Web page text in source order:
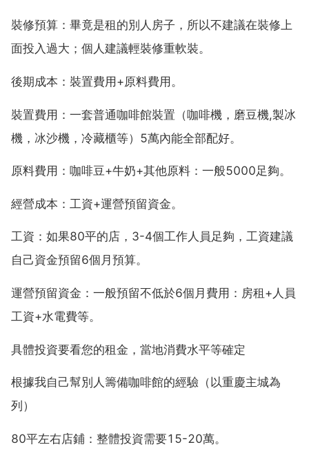
裝修預算：畢竟是租的別人房子，所以不建議在裝修上
面投入過大；個人建議輕裝修重軟裝。
後期成本：裝置費用+原料費用。
裝置費用：一套普通咖啡館裝置（咖啡機，磨豆機,製冰
機，冰沙機，冷藏櫃等）5萬內能全部配好。
原料費用：咖啡豆+牛奶+其他原料：一般5000足夠。
經營成本：工資+運營預留資金。
工資：如果80平的店，3-4個工作人員足夠，工資建議
自己資金預留6個月預算。
運營預留資金：一般預留不低於6個月費用：房租+人員
工資+水電費等。
具體投資要看您的租金，當地消費水平等確定
根據我自己幫別人籌備咖啡館的經驗（以重慶主城為
列）
80平左右店鋪：整體投資需要15-20萬。